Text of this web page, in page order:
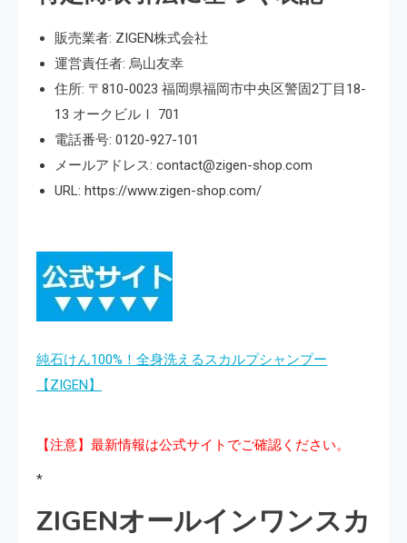
販売業者: ZIGEN株式会社
運営責任者: 烏山友幸
住所: 〒810-0023 福岡県福岡市中央区警固2丁目18-
13 オークビルⅠ 701
電話番号: 0120-927-101
メールアドレス: contact@zigen-shop.com
URL: https://www.zigen-shop.com/
純石けん100%！全身洗えるスカルプシャンプー
【ZIGEN】
【注意】最新情報は公式サイトでご確認ください。
*
ZIGENオールインワンスカ